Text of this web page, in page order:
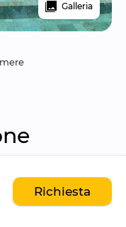
Galleria
santuario
da
Sam e
Richiesta